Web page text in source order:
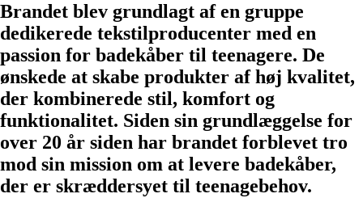
Brandet blev grundlagt af en gruppe
dedikerede tekstilproducenter med en
passion for badekåber til teenagere. De
ønskede at skabe produkter af høj kvalitet,
der kombinerede stil, komfort og
funktionalitet. Siden sin grundlæggelse for
over 20 år siden har brandet forblevet tro
mod sin mission om at levere badekåber,
der er skræddersyet til teenagebehov.